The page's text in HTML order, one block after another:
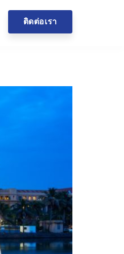
ติดต่อเรา